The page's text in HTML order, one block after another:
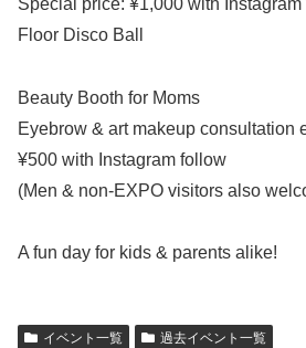
Floor Disco Ball
Beauty Booth for Moms
Eyebrow & art makeup consultation
¥500 with Instagram follow
(Men & non-EXPO visitors also
A fun day for kids & parents alike!
イベント一覧 過去イベント一覧